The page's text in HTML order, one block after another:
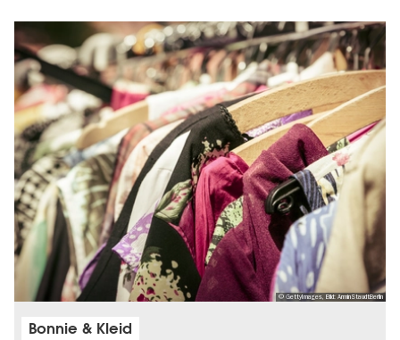
© GettyImages, Bild: ArminStaudtBerlin
Bonnie & Kleid